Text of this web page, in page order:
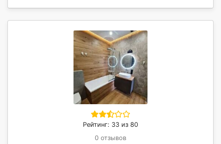
Рейтинг: 33 из 80
0 отзывов